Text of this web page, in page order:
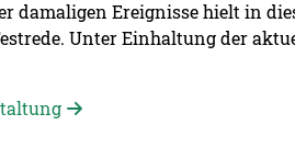
damaligen Ereignisse hielt in
Unter Einhaltung der